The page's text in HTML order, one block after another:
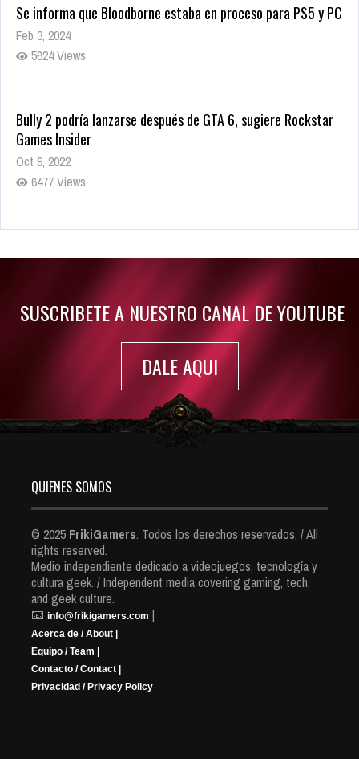
Se informa que Bloodborne estaba en proceso para PS5 y PC
Feb 3, 2024
5624 Views
Bully 2 podría lanzarse después de GTA 6, sugiere Rockstar
Games Insider
Oct 9, 2022
6477 Views
Rumor: Se filtran los primeros detalles de Resident Evil 9
SUSCRIBETE A NUESTRO CANAL DE YOUTUBE
DALE AQUI
QUIENES SOMOS
© 2025 FrikiGamers. Todos los derechos reservados. / All
rights reserved.
Medio independiente dedicado a videojuegos, tecnología y
cultura geek. / Independent media covering gaming, tech,
and geek culture.
📧 info@frikigamers.com |
Acerca de / About |
Equipo / Team |
Contacto / Contact |
Privacidad / Privacy Policy